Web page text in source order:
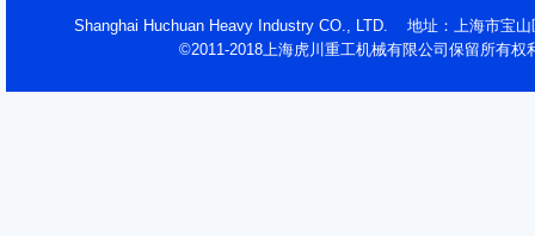
Shanghai Huchuan Heavy Industry CO., LTD. 地址：上海市宝
©2011-2018上海虎川重工机械有限公司保留